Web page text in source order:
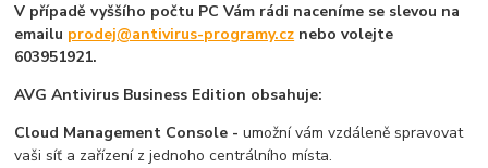
V případě vyššího počtu PC Vám rádi naceníme se slevou na
emailu prodej@antivirus-programy.cz nebo volejte
603951921.
AVG Antivirus Business Edition obsahuje:
Cloud Management Console -umožní vám vzdáleně spravovat
vaši síť a zařízení z jednoho centrálního místa.